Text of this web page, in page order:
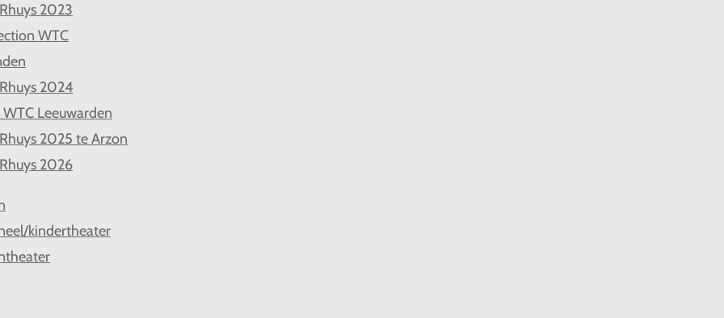
2023
WTC
2024
Leeuwarden
2025 te Arzon
2026
kindertheater